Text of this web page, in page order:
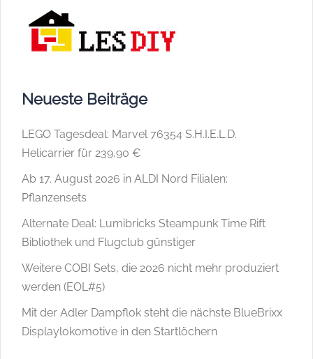
Neueste Beiträge
LEGO Tagesdeal: Marvel 76354 S.H.I.E.L.D.
Helicarrier für 239,90 €
Ab 17. August 2026 in ALDI Nord Filialen:
Pflanzensets
Alternate Deal: Lumibricks Steampunk Time Rift
Bibliothek und Flugclub günstiger
Weitere COBI Sets, die 2026 nicht mehr produziert
werden (EOL#5)
Mit der Adler Dampflok steht die nächste BlueBrixx
Displaylokomotive in den Startlöchern